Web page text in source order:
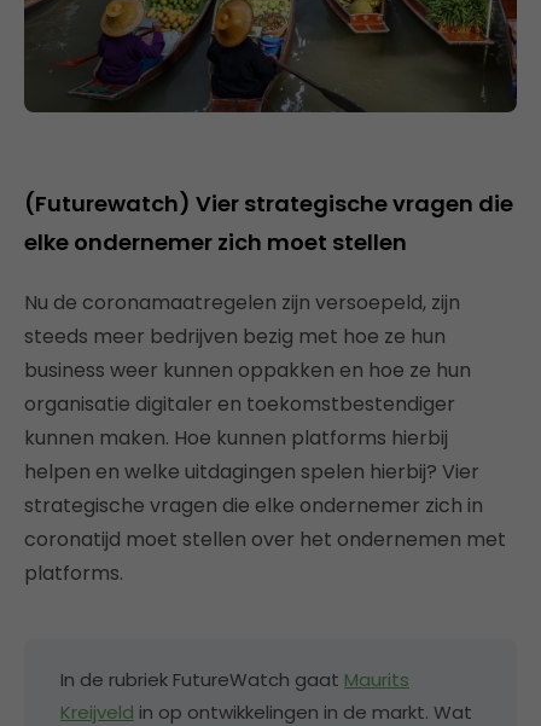
(Futurewatch) Vier strategische vragen die
elke ondernemer zich moet stellen
Nu de coronamaatregelen zijn versoepeld, zijn
steeds meer bedrijven bezig met hoe ze hun
business weer kunnen oppakken en hoe ze hun
organisatie digitaler en toekomstbestendiger
kunnen maken. Hoe kunnen platforms hierbij
helpen en welke uitdagingen spelen hierbij? Vier
strategische vragen die elke ondernemer zich in
coronatijd moet stellen over het ondernemen met
platforms.
In de rubriek FutureWatch gaat Maurits
Kreijveld in op ontwikkelingen in de markt. Wat